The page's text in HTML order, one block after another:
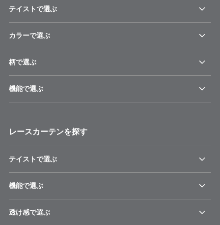
テイストで選ぶ
カラーで選ぶ
柄で選ぶ
機能で選ぶ
レースカーテンを探す
テイストで選ぶ
機能で選ぶ
透け感で選ぶ